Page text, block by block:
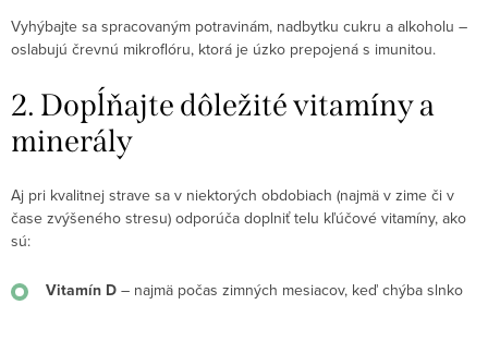
Vyhýbajte sa spracovaným potravinám, nadbytku cukru a alkoholu –
oslabujú črevnú mikroflóru, ktorá je úzko prepojená s imunitou.
2. Dopĺňajte dôležité vitamíny a
minerály
Aj pri kvalitnej strave sa v niektorých obdobiach (najmä v zime či v
čase zvýšeného stresu) odporúča doplniť telu kľúčové vitamíny, ako
sú:
Vitamín D – najmä počas zimných mesiacov, keď chýba slnko